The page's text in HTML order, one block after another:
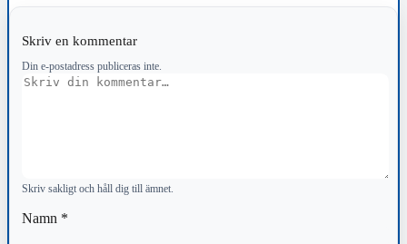
Skriv en kommentar
Din e-postadress publiceras inte.
Kommentar
Skriv sakligt och håll dig till ämnet.
Namn *